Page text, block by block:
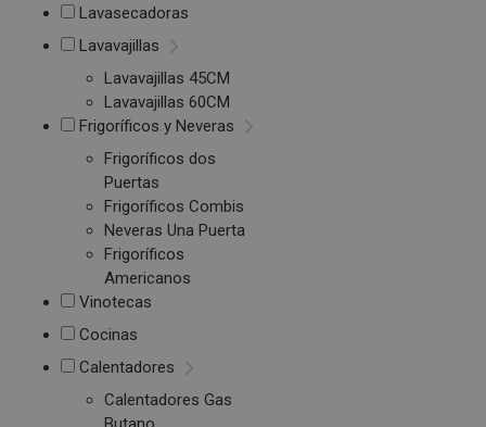
Lavasecadoras
Lavavajillas
Lavavajillas 45CM
Lavavajillas 60CM
Frigoríficos y Neveras
Frigoríficos dos
Puertas
Frigoríficos Combis
Neveras Una Puerta
Frigoríficos
Americanos
Vinotecas
Cocinas
Calentadores
Calentadores Gas